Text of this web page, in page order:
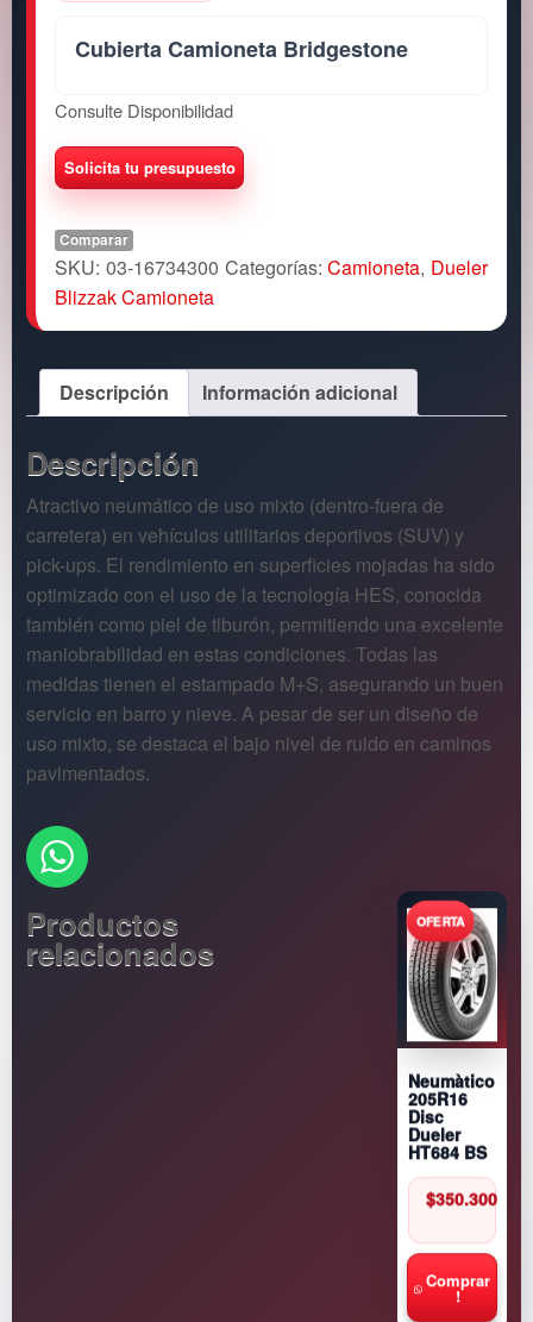
Cubierta Camioneta Bridgestone
Consulte Disponibilidad
Comparar
SKU: 03-16734300 Categorías:Camioneta, Dueler
Blizzak Camioneta
Descripción Información adicional
Descripción
Atractivo neumático de uso mixto (dentro-fuera de
carretera) en vehículos utilitarios deportivos (SUV) y
pick-ups. El rendimiento en superficies mojadas ha sido
optimizado con el uso de la tecnología HES, conocida
también como piel de tiburón, permitiendo una excelente
maniobrabilidad en estas condiciones. Todas las
medidas tienen el estampado M+S, asegurando un buen
servicio en barro y nieve. A pesar de ser un diseño de
uso mixto, se destaca el bajo nivel de ruido en caminos
pavimentados.
Productos
relacionados
Neumàtico
205R16
Disc
Dueler
HT684 BS
$350.300
Comprar
!